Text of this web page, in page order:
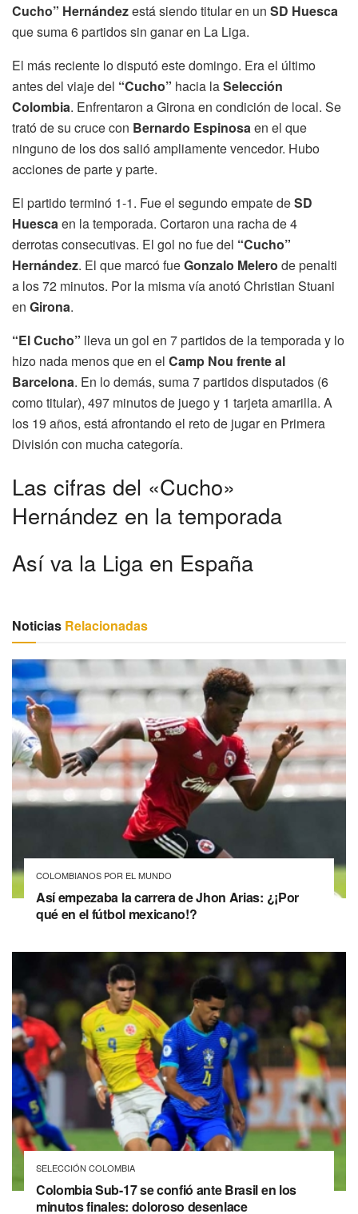
Cucho” Hernándezestá siendo titular en un SD Huesca
que suma 6 partidos sin ganar en La Liga.
El más reciente lo disputó este domingo. Era el último
antes del viaje del “Cucho” hacia laSelección
Colombia. Enfrentaron a Girona en condición de local. Se
trató de su cruce con Bernardo Espinosa en el que
ninguno de los dos salió ampliamente vencedor. Hubo
acciones de parte y parte.
El partido terminó 1-1. Fue el segundo empate deSD
Huesca en la temporada. Cortaron una racha de 4
derrotas consecutivas. El gol no fue del “Cucho”
Hernández. El que marcó fueGonzalo Melero de penalti
a los 72 minutos. Por la misma vía anotó Christian Stuani
en Girona.
“El Cucho” lleva un gol en 7 partidos de la temporada y lo
hizo nada menos que en el Camp Nou frente al
Barcelona. En lo demás, suma 7 partidos disputados (6
como titular), 497 minutos de juego y 1 tarjeta amarilla. A
los 19 años, está afrontando el reto de jugar en Primera
División con mucha categoría.
Las cifras del «Cucho»
Hernández en la temporada
Así va la Liga en España
Noticias Relacionadas
COLOMBIANOS POR EL MUNDO
Así empezaba la carrera de Jhon Arias: ¿¡Por
qué en el fútbol mexicano!?
SELECCIÓN COLOMBIA
Colombia Sub-17 se confió ante Brasil en los
minutos finales: doloroso desenlace